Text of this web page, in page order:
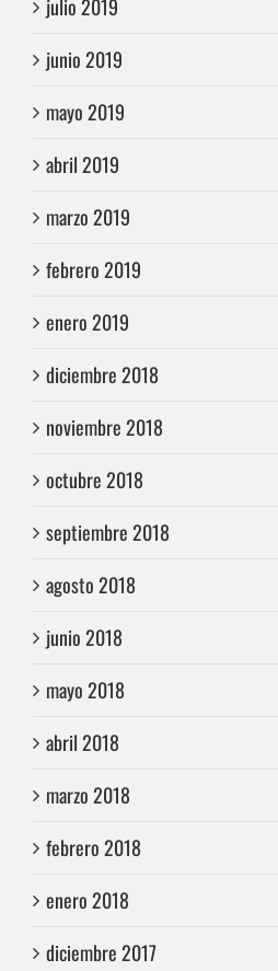
julio 2019
junio 2019
mayo 2019
abril 2019
marzo 2019
febrero 2019
enero 2019
diciembre 2018
noviembre 2018
octubre 2018
septiembre 2018
agosto 2018
junio 2018
mayo 2018
abril 2018
marzo 2018
febrero 2018
enero 2018
diciembre 2017